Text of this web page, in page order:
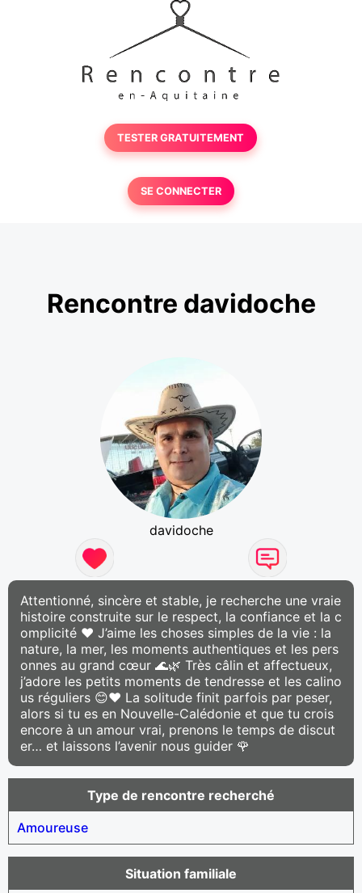
TESTER GRATUITEMENT
SE CONNECTER
Rencontre davidoche
davidoche
Attentionné, sincère et stable, je recherche une vraie
histoire construite sur le respect, la confiance et la c
omplicité ❤️ J’aime les choses simples de la vie : la
nature, la mer, les moments authentiques et les pers
onnes au grand cœur 🌊🌿 Très câlin et affectueux,
j’adore les petits moments de tendresse et les calino
us réguliers 😊❤️ La solitude finit parfois par peser,
alors si tu es en Nouvelle-Calédonie et que tu crois
encore à un amour vrai, prenons le temps de discut
er… et laissons l’avenir nous guider 🌹
Type de rencontre recherché
Amoureuse
Situation familiale